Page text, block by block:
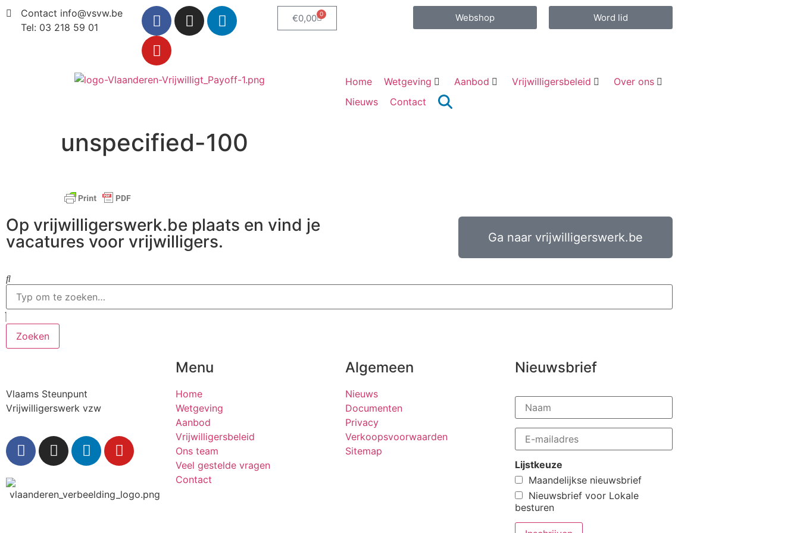
Contact info@vsvw.be
Tel: 03 218 59 01
€0,00 0 Webshop Word lid
Home Wetgeving Aanbod Vrijwilligersbeleid
Over ons
Nieuws
Contact
unspecified-100
Op vrijwilligerswerk.be plaats en vind je
vacatures voor vrijwilligers.
Ga naar vrijwilligerswerk.be
Zoeken
Vlaams Steunpunt
Vrijwilligerswerk vzw
Menu
Home
Wetgeving
Aanbod
Vrijwilligersbeleid
Ons team
Veel gestelde vragen
Contact
Algemeen
Nieuws
Documenten
Privacy
Verkoopsvoorwaarden
Sitemap
Nieuwsbrief
Lijstkeuze
Maandelijkse nieuwsbrief
Nieuwsbrief voor Lokale
besturen